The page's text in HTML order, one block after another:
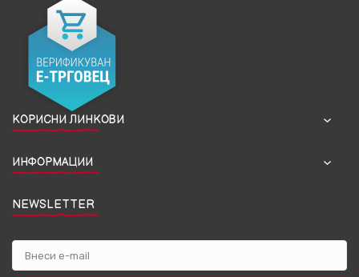
КОРИСНИ ЛИНКОВИ
ИНФОРМАЦИИ
NEWSLETTER